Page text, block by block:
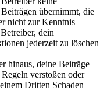
übernimmt, die
nicht zur Kenntnis
dein
jederzeit zu löschen
hinaus, deine Beiträge
verstoßen oder
Dritten Schaden